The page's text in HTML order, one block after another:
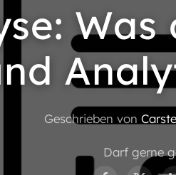
Was
Geschrieben von
Darf gerne